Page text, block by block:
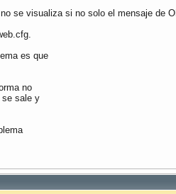
se visualiza si no solo el mensaje de
es que
no
se sale y